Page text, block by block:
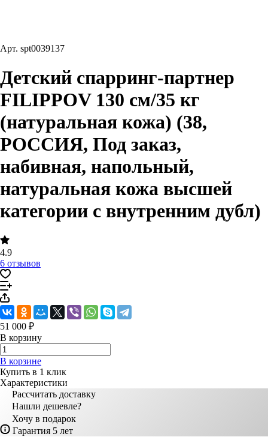
Арт. spt0039137
Детский спарринг-партнер
FILIPPOV 130 см/35 кг
(натуральная кожа) (38,
РОССИЯ, Под заказ,
набивная, напольный,
натуральная кожа высшей
категории с внутренним дубл)
4.9
6 отзывов
51 000 ₽
В корзину
В корзине
Купить в 1 клик
Характеристики
Рассчитать доставку
Нашли дешевле?
Хочу в подарок
Гарантия 5 лет